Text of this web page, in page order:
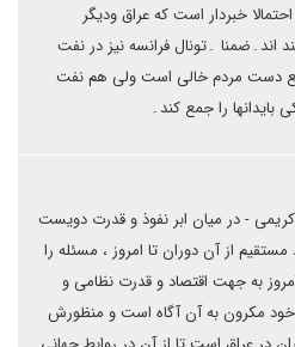
خبردار است که عراق ودیگر
اند۔ضمنا ۔تونال فرانسه نیز در نفت
دست مردم خالی است ولی هم نفت
را جمع کند۔
- در میان ابر نفوذ و قدرت دویست
از آن دوران تا امروز ، مسئله را
به جهت اقتصاد و قدرت نظامی و
خود مکرون به آن آگاه است و منظورش